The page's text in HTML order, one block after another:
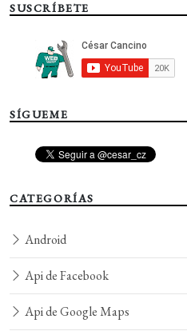
SUSCRÍBETE
SÍGUEME
CATEGORÍAS
Android
Api de Facebook
Api de Google Maps